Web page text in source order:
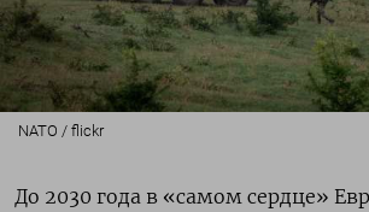
NATO / flickr
До 2030 года в «самом сердце»